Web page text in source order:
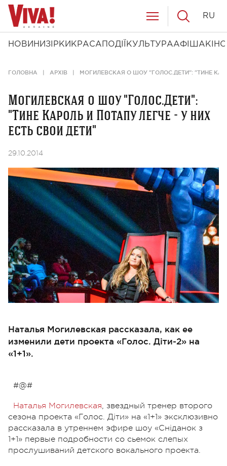
НОВИНИ ЗІРКИ КРАСА ПОДІЇ КУЛЬТУРААФІША КІНО
RU
ГОЛОВНА АРХІВ МОГИЛЕВСКАЯ О ШОУ "ГОЛОС.ДЕТИ": "ТИНЕ
Могилевская о шоу "Голос.Дети":
"Тине Кароль и Потапу легче - у них
есть свои дети"
29.10.2014
Наталья Могилевская рассказала, как ее
изменили дети проекта «Голос. Діти-2» на
«1+1».
#@#
Наталья Могилевская, звездный тренер второго
сезона проекта «Голос. Діти» на «1+1» эксклюзивно
рассказала в утреннем эфире шоу «Сніданок з
1+1» первые подробности со сьемок слепых
прослушиваний детского вокального проекта.